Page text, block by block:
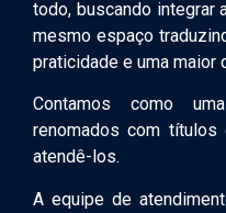
todo, buscando
mesmo espaço
praticidade e uma maior
Contamos como
renomados com
atendê-los.
A equipe de